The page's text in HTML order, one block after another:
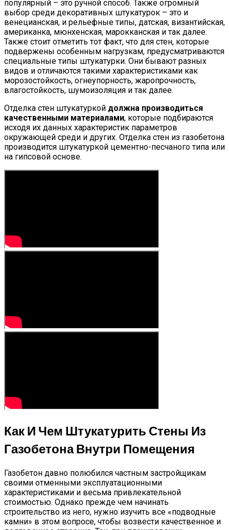
популярный – это ручной способ. Также огромный
выбор среди декоративных штукатурок – это и
венецианская, и рельефные типы, датская, византийская,
американка, мюнхенская, марокканская и так далее.
Также стоит отметить тот факт, что для стен, которые
подвержены особенным нагрузкам, предусматриваются
специальные типы штукатурки. Они бывают разных
видов и отличаются такими характеристиками как
морозостойкость, огнеупорность, жаропрочность,
влагостойкость, шумоизоляция и так далее.
Отделка стен штукатуркой должна производиться
качественными материалами, которые подбираются
исходя их данных характеристик параметров
окружающей среди и других. Отделка стен из газобетона
производится штукатуркой цементно-песчаного типа или
на гипсовой основе.
Как И Чем Штукатурить Стены Из
Газобетона Внутри Помещения
Газобетон давно полюбился частным застройщикам
своими отменными эксплуатационными
характеристиками и весьма привлекательной
стоимостью. Однако прежде чем начинать
строительство из него, нужно изучить все «подводные
камни» в этом вопросе, чтобы возвести качественное и